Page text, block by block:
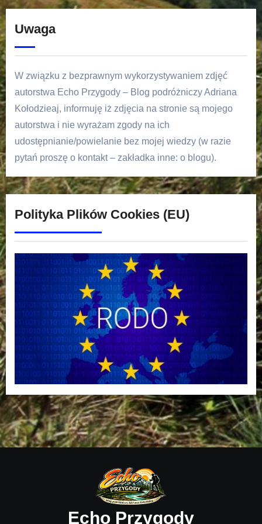
Uwaga
W związku z bezprawnym wykorzystywaniem zdjęć
autorstwa Echo Przygody – Blog podróżniczy Adriana
Kołodzieaj, informuję iż zdjęcia na stronie są mojego
autorstwa i nie wyrażam zgody na ich
udostępnianie/powielanie bez mojej wiedzy (w razie
pytań proszę o kontakt – zakładka inne: o blogu).
Polityka Plików Cookies (EU)
Echo Przygody